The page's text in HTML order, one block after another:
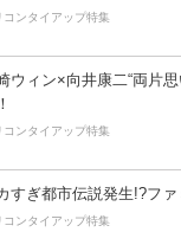
コンタイアップ特集
ウィン×向井康二“両片
コンタイアップ特集
すぎ都市伝説発生!?フ
コンタイアップ特集